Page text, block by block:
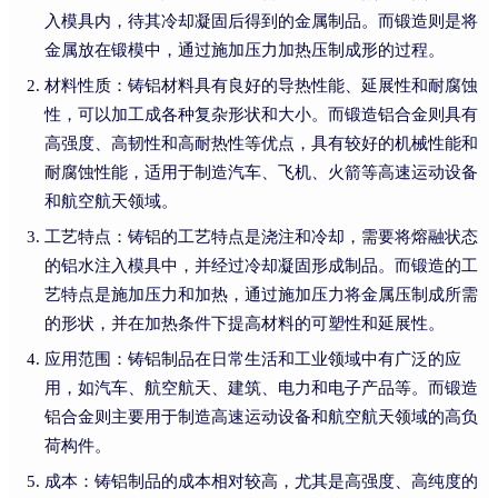
入模具内，待其冷却凝固后得到的金属制品。而锻造则是将
金属放在锻模中，通过施加压力加热压制成形的过程。
材料性质：铸铝材料具有良好的导热性能、延展性和耐腐蚀
性，可以加工成各种复杂形状和大小。而锻造铝合金则具有
高强度、高韧性和高耐热性等优点，具有较好的机械性能和
耐腐蚀性能，适用于制造汽车、飞机、火箭等高速运动设备
和航空航天领域。
工艺特点：铸铝的工艺特点是浇注和冷却，需要将熔融状态
的铝水注入模具中，并经过冷却凝固形成制品。而锻造的工
艺特点是施加压力和加热，通过施加压力将金属压制成所需
的形状，并在加热条件下提高材料的可塑性和延展性。
应用范围：铸铝制品在日常生活和工业领域中有广泛的应
用，如汽车、航空航天、建筑、电力和电子产品等。而锻造
铝合金则主要用于制造高速运动设备和航空航天领域的高负
荷构件。
成本：铸铝制品的成本相对较高，尤其是高强度、高纯度的